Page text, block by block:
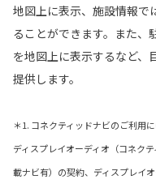
地図上に表示、施設情報で
ることができます。また、
を地図上に表示するなど、
提供します。
＊1. コネクティッドナビのご利用
ディスプレイオーディオ（コネク
載ナビ有）の契約、ディスプレイ